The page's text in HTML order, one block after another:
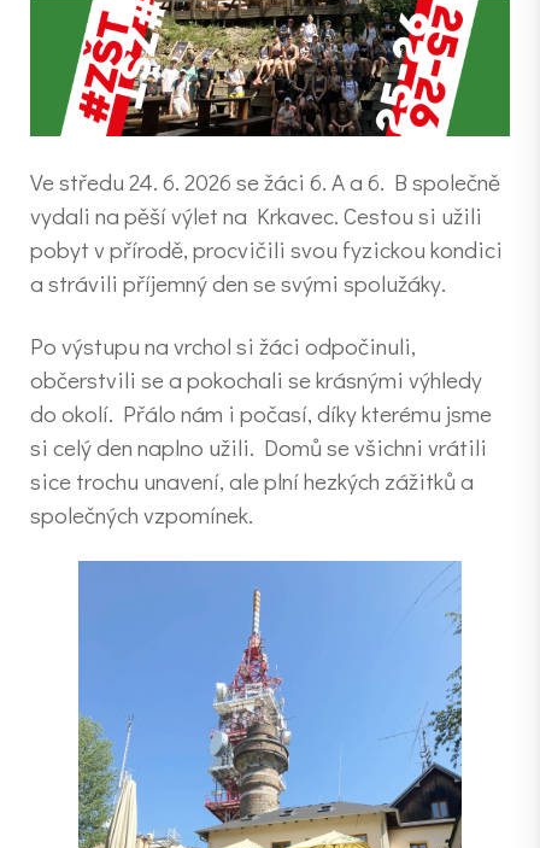
Ve středu 24. 6. 2026 se žáci 6. A a 6. B společně
vydali na pěší výlet na Krkavec. Cestou si užili
pobyt v přírodě, procvičili svou fyzickou kondici
a strávili příjemný den se svými spolužáky.
Po výstupu na vrchol si žáci odpočinuli,
občerstvili se a pokochali se krásnými výhledy
do okolí. Přálo nám i počasí, díky kterému jsme
si celý den naplno užili. Domů se všichni vrátili
sice trochu unavení, ale plní hezkých zážitků a
společných vzpomínek.